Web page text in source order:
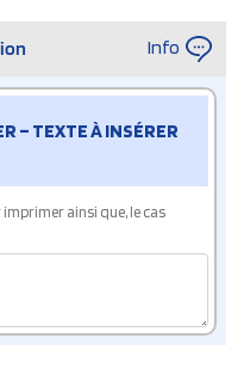
Info
– TEXTE À INSÉRER
ainsi que, le cas